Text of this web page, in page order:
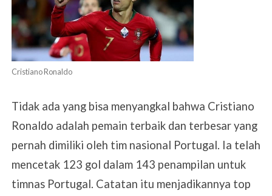
Cristiano Ronaldo
Tidak ada yang bisa menyangkal bahwa Cristiano
Ronaldo adalah pemain terbaik dan terbesar yang
pernah dimiliki oleh tim nasional Portugal. Ia telah
mencetak 123 gol dalam 143 penampilan untuk
timnas Portugal. Catatan itu menjadikannya top